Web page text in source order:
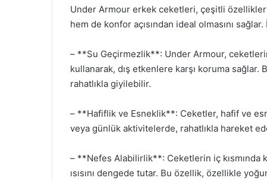
Under Armour erkek ceketleri, çeşitli
hem de konfor açısından ideal olmasını
– **Su Geçirmezlik**: Under Armour,
kullanarak, dış etkenlere karşı koruma
rahatlıkla giyilebilir.
– **Hafiflik ve Esneklik**: Ceketler, hafif ve
veya günlük aktivitelerde, rahatlıkla hareket
– **Nefes Alabilirlik**: Ceketlerin iç kısmında
ısısını dengede tutar. Bu özellik, özellikle